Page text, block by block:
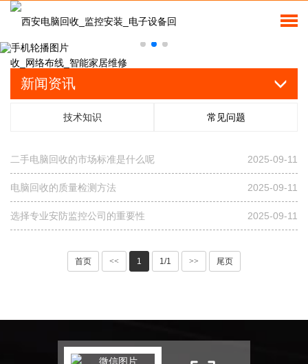
新闻资讯
技术知识 常见问题
二手电脑回收的市场标准是什么呢 2025-09-11
电脑回收的质量检测方法 2025-09-11
选择专业安防监控公司的重要性 2025-09-11
首页 << 1 1/1 >> 尾页